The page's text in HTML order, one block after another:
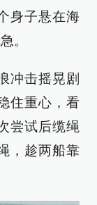
身子悬在海
。
冲击摇晃剧
住重心，看
尝试后缆绳
，趁两船靠